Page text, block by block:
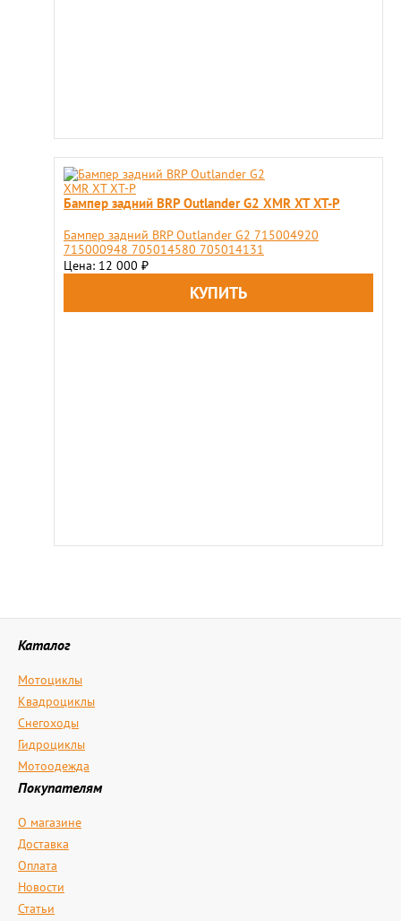
Бампер задний BRP Outlander G2 XMR XT XT-P
Бампер задний BRP Outlander G2 715004920
715000948 705014580 705014131
Цена: 12 000 ₽
Каталог
Мотоциклы
Квадроциклы
Снегоходы
Гидроциклы
Мотоодежда
Покупателям
О магазине
Доставка
Оплата
Новости
Статьи